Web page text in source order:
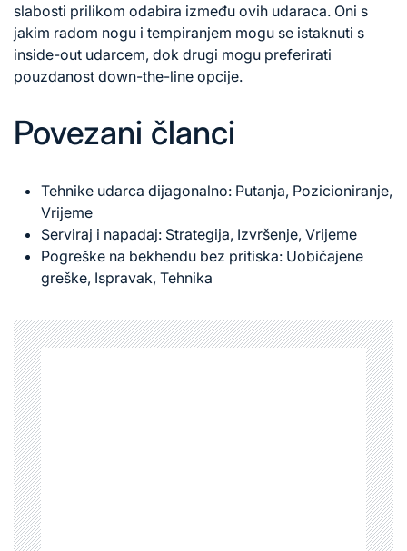
slabosti prilikom odabira između ovih udaraca. Oni s
jakim radom nogu i tempiranjem mogu se istaknuti s
inside-out udarcem, dok drugi mogu preferirati
pouzdanost down-the-line opcije.
Povezani članci
Tehnike udarca dijagonalno: Putanja, Pozicioniranje,
Vrijeme
Serviraj i napadaj: Strategija, Izvršenje, Vrijeme
Pogreške na bekhendu bez pritiska: Uobičajene
greške, Ispravak, Tehnika